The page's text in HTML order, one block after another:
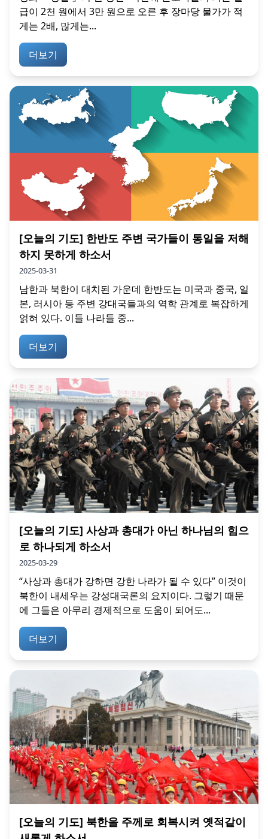
급이 2천 원에서 3만 원으로 오른 후 장마당 물가가 적
게는 2배, 많게는...
더보기
[오늘의 기도] 한반도 주변 국가들이 통일을 저해
하지 못하게 하소서
2025-03-31
남한과 북한이 대치된 가운데 한반도는 미국과 중국, 일
본, 러시아 등 주변 강대국들과의 역학 관계로 복잡하게
얽혀 있다. 이들 나라들 중...
더보기
[오늘의 기도] 사상과 총대가 아닌 하나님의 힘으
로 하나되게 하소서
2025-03-29
“사상과 총대가 강하면 강한 나라가 될 수 있다” 이것이
북한이 내세우는 강성대국론의 요지이다. 그렇기 때문
에 그들은 아무리 경제적으로 도움이 되어도...
더보기
[오늘의 기도] 북한을 주께로 회복시켜 옛적같이